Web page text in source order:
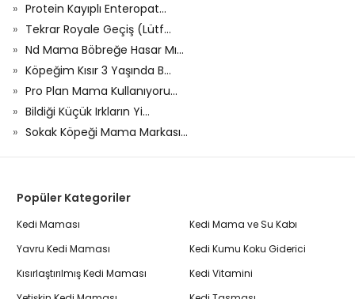
Protein Kayıplı Enteropat...
Tekrar Royale Geçiş (Lütf...
Nd Mama Böbreğe Hasar Mı...
Köpeğim Kısır 3 Yaşında B...
Pro Plan Mama Kullanıyoru...
Bildiği Küçük Irkların Yi...
Sokak Köpeği Mama Markası...
Popüler Kategoriler
Kedi Maması
Yavru Kedi Maması
Kısırlaştırılmış Kedi Maması
Kedi Mama ve Su Kabı
Kedi Kumu Koku Giderici
Kedi Vitamini